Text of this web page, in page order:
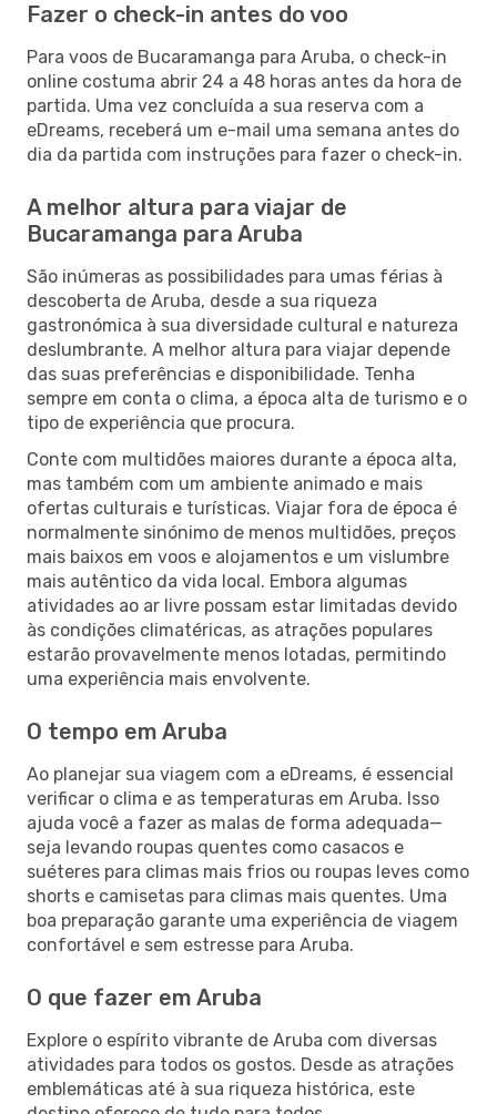
Fazer o check-in antes do voo
Para voos de Bucaramanga para Aruba, o check-in
online costuma abrir 24 a 48 horas antes da hora de
partida. Uma vez concluída a sua reserva com a
eDreams, receberá um e-mail uma semana antes do
dia da partida com instruções para fazer o check-in.
A melhor altura para viajar de
Bucaramanga para Aruba
São inúmeras as possibilidades para umas férias à
descoberta de Aruba, desde a sua riqueza
gastronómica à sua diversidade cultural e natureza
deslumbrante. A melhor altura para viajar depende
das suas preferências e disponibilidade. Tenha
sempre em conta o clima, a época alta de turismo e o
tipo de experiência que procura.
Conte com multidões maiores durante a época alta,
mas também com um ambiente animado e mais
ofertas culturais e turísticas. Viajar fora de época é
normalmente sinónimo de menos multidões, preços
mais baixos em voos e alojamentos e um vislumbre
mais autêntico da vida local. Embora algumas
atividades ao ar livre possam estar limitadas devido
às condições climatéricas, as atrações populares
estarão provavelmente menos lotadas, permitindo
uma experiência mais envolvente.
O tempo em Aruba
Ao planejar sua viagem com a eDreams, é essencial
verificar o clima e as temperaturas em Aruba. Isso
ajuda você a fazer as malas de forma adequada—
seja levando roupas quentes como casacos e
suéteres para climas mais frios ou roupas leves como
shorts e camisetas para climas mais quentes. Uma
boa preparação garante uma experiência de viagem
confortável e sem estresse para Aruba.
O que fazer em Aruba
Explore o espírito vibrante de Aruba com diversas
atividades para todos os gostos. Desde as atrações
emblemáticas até à sua riqueza histórica, este